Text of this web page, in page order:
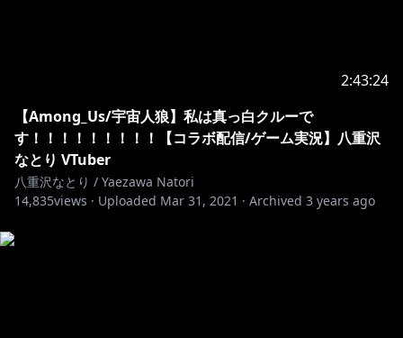
2:43:24
【Among_Us/宇宙人狼】私は真っ白クルーで
す！！！！！！！！！【コラボ配信/ゲーム実況】八重沢
なとり VTuber
八重沢なとり / Yaezawa Natori
14,835views · Uploaded Mar 31, 2021 · Archived 3 years ago